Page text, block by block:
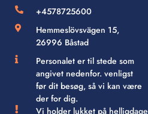
+4578725600
Hemmeslövsvägen 15,
26996 Båstad
Personalet er til stede som
angivet nedenfor. venligst
før dit besøg, så vi kan være
der for dig.
Vi holder lukket på helligdage